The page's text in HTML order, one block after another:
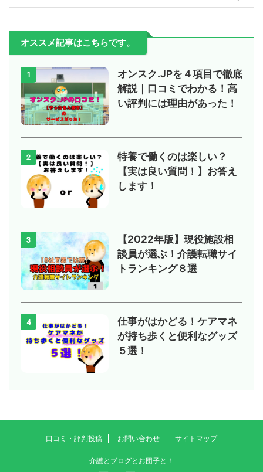
オススメ記事はこちらです。
1
オンスク.JPを４項目で徹底
解説｜口コミでわかる！高
い評判には理由があった！
2
特養で働くのは楽しい？
【実は良い質問！】お答え
します！
3
【2022年版】現役施設相
談員が選ぶ！介護転職サイ
トランキング８選
4
仕事がはかどる！ケアマネ
が持ち歩くと便利なグッズ
５選！
口コミ・評判投稿 お問い合わせ サイトマップ
介護とブログとお団子と！